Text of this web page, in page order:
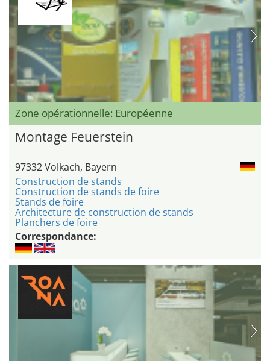
Zone opérationnelle: Européenne
Montage Feuerstein
97332 Volkach, Bayern
Construction de stands
Construction de stands de foire
Stands de foire
Architecture de construction de stands
Planchers de foire
Correspondance: